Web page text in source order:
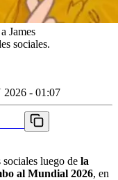
James
sociales.
2026 - 01:07
sociales luego de la
al Mundial 2026, en